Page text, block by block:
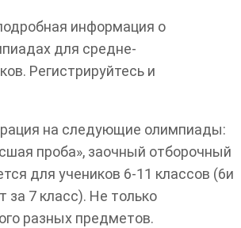
информация о
для средне-
Регистрируйтесь и
на следующие олимпиады:
проба», заочный отборочный
для учеников 6-11 классов (6и
за 7 класс). Не только
разных предметов.